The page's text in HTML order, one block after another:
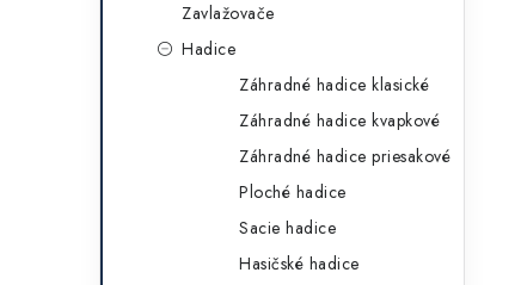
Zavlažovače
Hadice
Záhradné hadice klasické
Záhradné hadice kvapkové
Záhradné hadice priesakové
Ploché hadice
Sacie hadice
Hasičské hadice